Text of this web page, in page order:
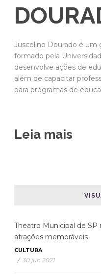
Juscelino Dourado é um
formado pela
desenvolve ações de
além de capacitar
para programas de
Leia mais
Theatro Municipal de
atrações memoráveis
CULTURA
/ 30 jun 2021